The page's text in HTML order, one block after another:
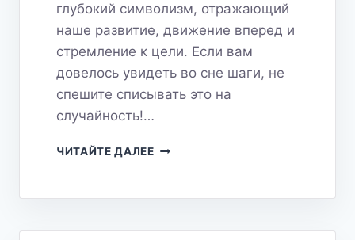
глубокий символизм, отражающий
наше развитие, движение вперед и
стремление к цели. Если вам
довелось увидеть во сне шаги, не
спешите списывать это на
случайность!…
ЧИТАЙТЕ ДАЛЕЕШАГИ
НА
К